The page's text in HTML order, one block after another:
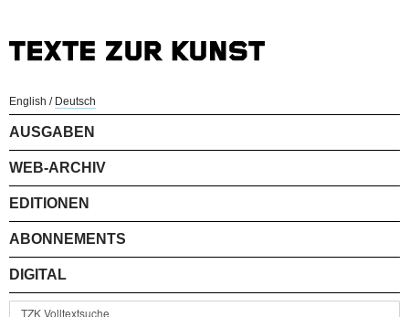
English / Deutsch
AUSGABEN
WEB-ARCHIV
EDITIONEN
ABONNEMENTS
DIGITAL